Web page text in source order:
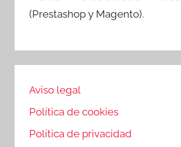
(Prestashop y Magento).
Aviso legal
Política de cookies
Política de privacidad